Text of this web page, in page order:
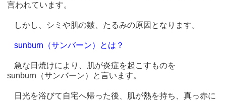
言われています。
しかし、シミや肌の皺、たるみの原因となります。
sunburn（サンバーン）とは？
急な日焼けにより、肌が炎症を起こすものを
sunburn（サンバーン）と言います。
日光を浴びて自宅へ帰った後、肌が熱を持ち、真っ赤に